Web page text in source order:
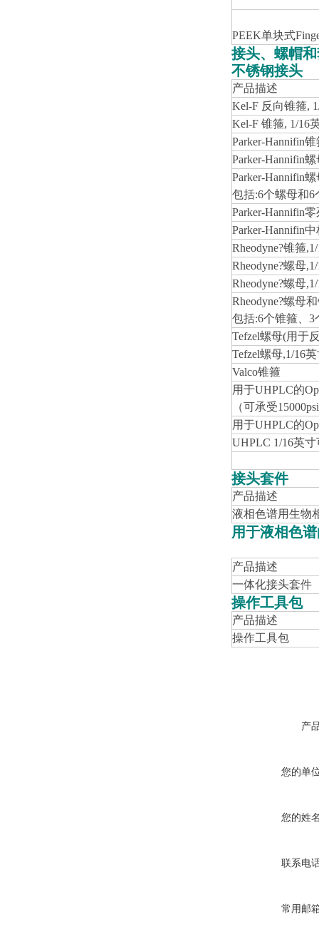
PEEK单块式
接头、螺帽
不锈钢接头
产品描述
Kel-F 反向锥箍,
Kel-F 锥箍, 1/16
Parker-Hannifin锥
Parker-Hannifin螺
Parker-Hannifin螺
包括:6个螺母和6
Parker-Hannifin零
Parker-Hannifin中
Rheodyne?锥箍
Rheodyne?螺母
Rheodyne?螺母
Rheodyne?螺母
包括:6个锥箍、
Tefzel螺母(用于
Tefzel螺母,1/16
Valco锥箍
用于UHPLC的
（可承受
用于UHPLC的
UHPLC 1/16英寸
接头套件
产品描述
液相色谱用生物
用于液相色
产品描述
一体化接头套件
操作工具包
产品描述
操作工具包
产
您的单
您的姓
联系电
常用邮